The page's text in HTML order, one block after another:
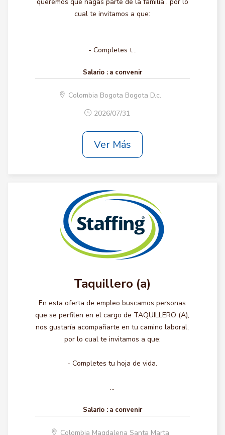
cual te invitamos a que:
- Completes t...
Salario : a convenir
Colombia Bogota Bogota D.c.
2026/07/31
Ver Más
Taquillero (a)
En esta oferta de empleo buscamos personas
que se perfilen en el cargo de TAQUILLERO (A),
nos gustaría acompañarte en tu camino laboral,
por lo cual te invitamos a que:
- Completes tu hoja de vida.
...
Salario : a convenir
Colombia Magdalena Santa Marta